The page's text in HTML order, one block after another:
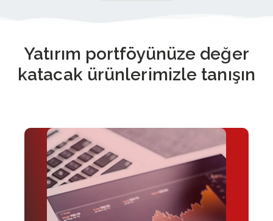
Yatırım portföyünüze değer
katacak ürünlerimizle tanışın